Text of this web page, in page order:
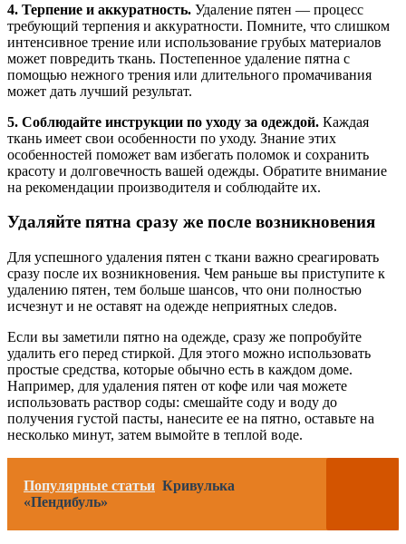
4. Терпение и аккуратность. Удаление пятен — процесс
требующий терпения и аккуратности. Помните, что слишком
интенсивное трение или использование грубых материалов
может повредить ткань. Постепенное удаление пятна с
помощью нежного трения или длительного промачивания
может дать лучший результат.
5. Соблюдайте инструкции по уходу за одеждой. Каждая
ткань имеет свои особенности по уходу. Знание этих
особенностей поможет вам избегать поломок и сохранить
красоту и долговечность вашей одежды. Обратите внимание
на рекомендации производителя и соблюдайте их.
Удаляйте пятна сразу же после возникновения
Для успешного удаления пятен с ткани важно среагировать
сразу после их возникновения. Чем раньше вы приступите к
удалению пятен, тем больше шансов, что они полностью
исчезнут и не оставят на одежде неприятных следов.
Если вы заметили пятно на одежде, сразу же попробуйте
удалить его перед стиркой. Для этого можно использовать
простые средства, которые обычно есть в каждом доме.
Например, для удаления пятен от кофе или чая можете
использовать раствор соды: смешайте соду и воду до
получения густой пасты, нанесите ее на пятно, оставьте на
несколько минут, затем вымойте в теплой воде.
Популярные статьи Кривулька
«Пендибуль»